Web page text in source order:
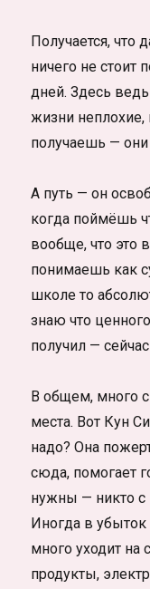
Получается, что
ничего не стоит
дней. Здесь
жизни неплохие,
получаешь —
А путь — он
когда поймёшь
вообще, что это
понимаешь как
школе то
знаю что
получил —
В общем, много
места. Вот Кун
надо? Она
сюда, помогает
нужны — никто с
Иногда в убыток
много уходит на
продукты,